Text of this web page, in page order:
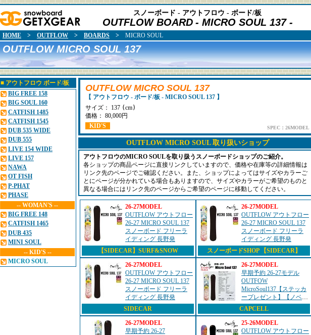
スノーボード - アウトフロウ - ボード/板
OUTFLOW BOARD - MICRO SOUL 137 -
HOME > OUTFLOW > BOARDS > MICRO SOUL
OUTFLOW MICRO SOUL 137
■ アウトフロウ ボード/板
BIG FREE 158
BIG SOUL 160
CATFISH 1485
CATFISH 1545
DUB 535 WIDE
DUB 555
LIVE 154 WIDE
LIVE 157
NAWA
OT FISH
P-PHAT
PHASE
-- WOMAN'S --
BIG FREE 148
CATFISH 1465
DUB 435
MINI SOUL
-- KID'S --
MICRO SOUL
OUTFLOW MICRO SOUL 137
【 アウトフロウ - ボード/板 - MICRO SOUL 137 】
サイズ： 137 (cm)
価格： 80,000円
KID'S
SPEC：26MODEL
OUTFLOW MICRO SOUL 取り扱いショップ
アウトフロウのMICRO SOULを取り扱うスノーボードショップのご紹介。
各ショップの商品ページに直接リンクしていますので、価格や在庫等の詳細情報は
リンク先のページでご確認ください。また、ショップによってはサイズやカラーご
とにページが分かれている場合もありますので、サイズやカラーがご希望のものと
異なる場合にはリンク先のページからご希望のページに移動してください。
26-27MODEL
OUTFLOW アウトフロー
26-27 MICRO SOUL 137
スノーボード フリーラ
イディング 長野発
【SIDECAR】SURF&SNOW
26-27MODEL
OUTFLOW アウトフロー
26-27 MICRO SOUL 137
スノーボード フリーラ
イディング 長野発
スノーボードSHOP 【SIDECAR】
26-27MODEL
OUTFLOW アウトフロー
26-27 MICRO SOUL 137
スノーボード フリーラ
イディング 長野発
SIDECAR
26-27MODEL
早期予約 26-27モデル
OUTFOW
MicroSoul137【ステッカ
ープレゼント】【ノベル
ティプレゼント】【チュ
ーンサービス】【ショー
トビスサービス】【送料
無料】（※北海道/沖...
CAPCELL
26-27MODEL
早期予約 26-27
25-26MODEL
OUTFLOW アウトフロー